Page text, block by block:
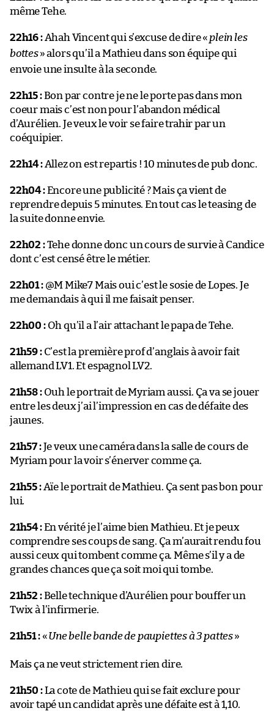
même Tehe.
22h16 :Ahah Vincent qui s’excuse de dire « plein les
bottes» alors qu’il a Mathieu dans son équipe qui
envoie une insulte à la seconde.
22h15 :Bon par contre je ne le porte pas dans mon
coeur mais c’est non pour l’abandon médical
d’Aurélien. Je veux le voir se faire trahir par un
coéquipier.
22h14 :Allez on est repartis ! 10 minutes de pub donc.
22h04 :Encore une publicité ? Mais ça vient de
reprendre depuis 5 minutes. En tout cas le teasing de
la suite donne envie.
22h02 :Tehe donne donc un cours de survie à Candice
dont c’est censé être le métier.
22h01 :@M Mike7 Mais oui c’est le sosie de Lopes. Je
me demandais à qui il me faisait penser.
22h00 :Oh qu’il a l’air attachant le papa de Tehe.
21h59 :C’est la première prof d’anglais à avoir fait
allemand LV1. Et espagnol LV2.
21h58 :Ouh le portrait de Myriam aussi. Ça va se jouer
entre les deux j’ai l’impression en cas de défaite des
jaunes.
21h57 :Je veux une caméra dans la salle de cours de
Myriam pour la voir s’énerver comme ça.
21h55 :Aïe le portrait de Mathieu. Ça sent pas bon pour
lui.
21h54 :En vérité je l’aime bien Mathieu. Et je peux
comprendre ses coups de sang. Ça m’aurait rendu fou
aussi ceux qui tombent comme ça. Même s’il y a de
grandes chances que ça soit moi qui tombe.
21h52 :Belle technique d’Aurélien pour bouffer un
Twix à l’infirmerie.
21h51 :«Une belle bande de paupiettes à 3 pattes»
Mais ça ne veut strictement rien dire.
21h50 :La cote de Mathieu qui se fait exclure pour
avoir tapé un candidat après une défaite est à 1,10.